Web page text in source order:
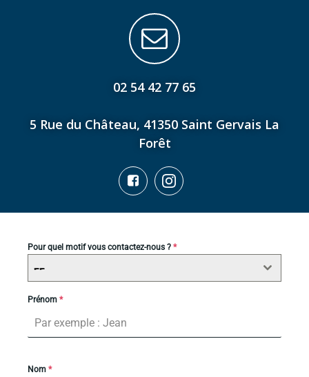
02 54 42 77 65
5 Rue du Château, 41350 Saint Gervais La
Forêt
Pour quel motif vous contactez-nous ? *
--
Prénom *
Nom *